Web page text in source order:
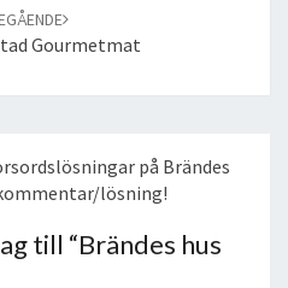
Gourmetmat
på Brändes
lösning!
till “Brändes hus